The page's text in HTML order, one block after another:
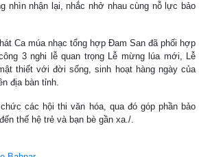
nhìn nhận lại, nhắc nhở nhau cùng nỗ lực bảo
Ca múa nhạc tổng hợp Đam San đã phối hợp
3 nghi lễ quan trọng Lễ mừng lúa mới, Lễ
thiết với đời sống, sinh hoạt hàng ngày của
địa bàn tỉnh.
các hội thi văn hóa, qua đó góp phần bảo
thế hệ trẻ và bạn bè gần xa./.